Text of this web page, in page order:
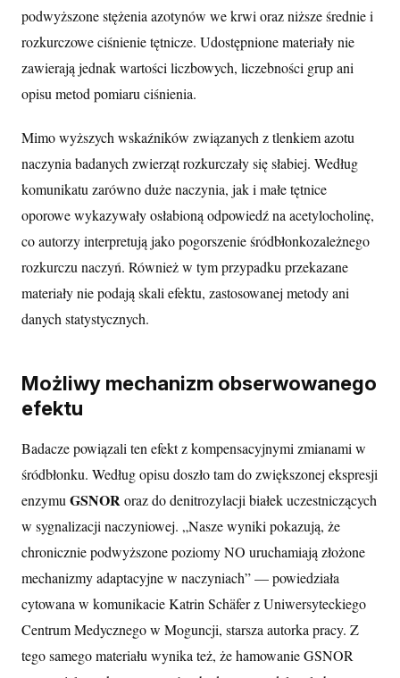
podwyższone stężenia azotynów we krwi oraz niższe średnie i
rozkurczowe ciśnienie tętnicze. Udostępnione materiały nie
zawierają jednak wartości liczbowych, liczebności grup ani
opisu metod pomiaru ciśnienia.
Mimo wyższych wskaźników związanych z tlenkiem azotu
naczynia badanych zwierząt rozkurczały się słabiej. Według
komunikatu zarówno duże naczynia, jak i małe tętnice
oporowe wykazywały osłabioną odpowiedź na acetylocholinę,
co autorzy interpretują jako pogorszenie śródbłonkozależnego
rozkurczu naczyń. Również w tym przypadku przekazane
materiały nie podają skali efektu, zastosowanej metody ani
danych statystycznych.
Możliwy mechanizm obserwowanego
efektu
Badacze powiązali ten efekt z kompensacyjnymi zmianami w
śródbłonku. Według opisu doszło tam do zwiększonej ekspresji
enzymu GSNORoraz do denitrozylacji białek uczestniczących
w sygnalizacji naczyniowej. „Nasze wyniki pokazują, że
chronicznie podwyższone poziomy NO uruchamiają złożone
mechanizmy adaptacyjne w naczyniach” — powiedziała
cytowana w komunikacie Katrin Schäfer z Uniwersyteckiego
Centrum Medycznego w Moguncji, starsza autorka pracy. Z
tego samego materiału wynika też, że hamowanie GSNOR